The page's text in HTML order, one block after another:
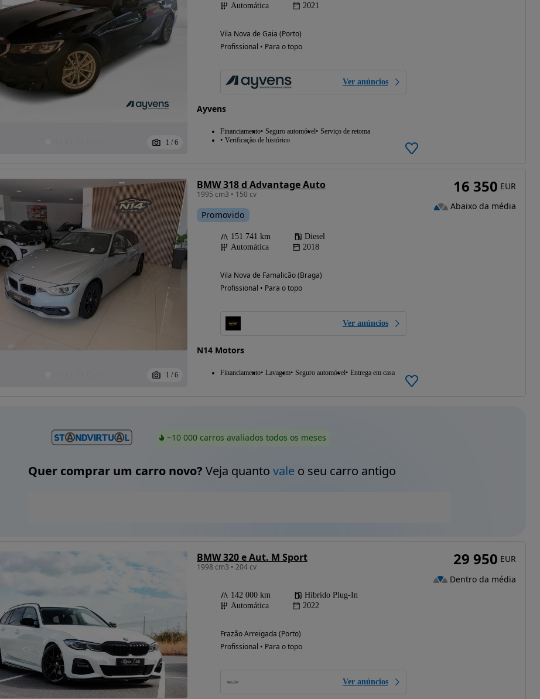
1 / 6
Automática
2021
Vila Nova de Gaia (Porto)
Profissional • Para o topo
Ver anúncios
Ayvens
Financiamento Seguro automóvel Serviço de retoma
Verificação de histórico
1 / 6
BMW 318 d Advantage Auto
1995 cm3 • 150 cv
Promovido
151 741 km
Diesel
Automática
2018
Vila Nova de Famalicão (Braga)
Profissional • Para o topo
Ver anúncios
N14 Motors
Financiamento Lavagem Seguro automóvel Entrega em casa
16 350 EUR
Abaixo da média
~10 000 carros avaliados todos os meses
Quer comprar um carro novo? Veja quanto valeo seu carro antigo
BMW 320 e Aut. M Sport
1998 cm3 • 204 cv
142 000 km
Híbrido Plug-In
Automática
2022
Frazão Arreigada (Porto)
Profissional • Para o topo
Ver anúncios
29 950 EUR
Dentro da média